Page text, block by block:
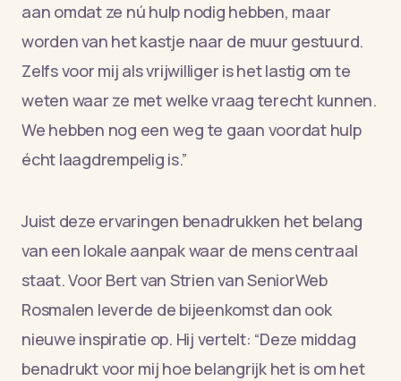
aan omdat ze nú hulp nodig hebben, maar
worden van het kastje naar de muur gestuurd.
Zelfs voor mij als vrijwilliger is het lastig om te
weten waar ze met welke vraag terecht kunnen.
We hebben nog een weg te gaan voordat hulp
écht laagdrempelig is.”
Juist deze ervaringen benadrukken het belang
van een lokale aanpak waar de mens centraal
staat. Voor Bert van Strien van SeniorWeb
Rosmalen leverde de bijeenkomst dan ook
nieuwe inspiratie op. Hij vertelt: “Deze middag
benadrukt voor mij hoe belangrijk het is om het